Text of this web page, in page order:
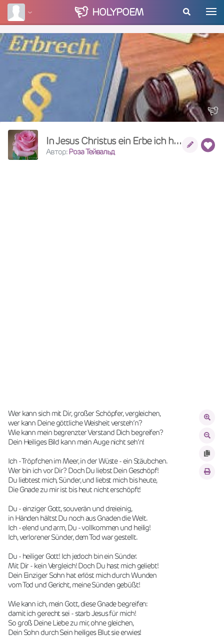
HOLYPOEM
In Jesus Christus ein Erbe ich habe
Автор:Роза Тейвальд
Wer kann sich mit Dir, großer Schöpfer, vergleichen,
wer kann Deine göttliche Weisheit versteh’n?
Wie kann mein begrenzter Verstand Dich begreifen?
Dein Heiliges Bild kann mein Auge nicht seh’n!
Ich - Tröpfchen im Meer, in der Wüste - ein Stäubchen.
Wer bin ich vor Dir? Doch Du liebst Dein Geschöpf!
Du liebtest mich, Sünder, und liebst mich bis heute,
Die Gnade zu mir ist bis heut nicht erschöpft!
Du - einziger Gott, souverän und dreieinig,
in Händen hältst Du noch aus Gnaden die Welt.
Ich - elend und arm, Du - vollkommen und heilig!
Ich, verlorener Sünder, dem Tod war gestellt.
Du - heiliger Gott! Ich jedoch bin ein Sünder.
Mit Dir - kein Vergleich! Doch Du hast mich geliebt!
Dein Einziger Sohn hat erlöst mich durch Wunden
vom Tod und Gericht, meine Sünden gebüßt!
Wie kann ich, mein Gott, diese Gnade begreifen:
damit ich gerecht sei - starb Jesus für mich!
So groß Deine Liebe zu mir, ohne gleichen,
Dein Sohn durch Sein heiliges Blut sie erwies!